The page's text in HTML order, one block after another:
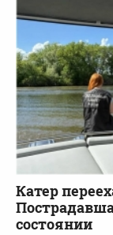
Катер
состоянии